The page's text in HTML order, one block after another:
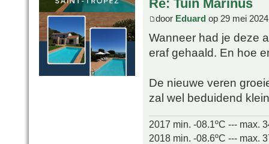
Re: Tuin Marinus
door Eduard op 29 mei
Wanneer had je deze
eraf gehaald. En hoe
De nieuwe veren
zal wel beduidend
2017 min. -08.1ºC --- max.
2018 min. -08.6ºC --- max.